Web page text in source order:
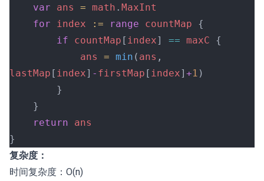
	var
ans = math . MaxInt
	for
index := range countMap {
		if
countMap [ index] == maxC {
			ans
= min ( ans
lastMap [ index] - firstMap [ index] +1 )
		}
	}
	return
ans
}
复杂度：
时间复杂度：O(n)